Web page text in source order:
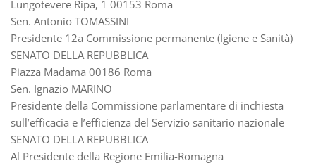
Lungotevere Ripa, 1 00153 Roma
Sen. Antonio TOMASSINI
Presidente 12a Commissione permanente (Igiene e Sanità)
SENATO DELLA REPUBBLICA
Piazza Madama 00186 Roma
Sen. Ignazio MARINO
Presidente della Commissione parlamentare di inchiesta
sull’efficacia e l’efficienza del Servizio sanitario nazionale
SENATO DELLA REPUBBLICA
Al Presidente della Regione Emilia-Romagna